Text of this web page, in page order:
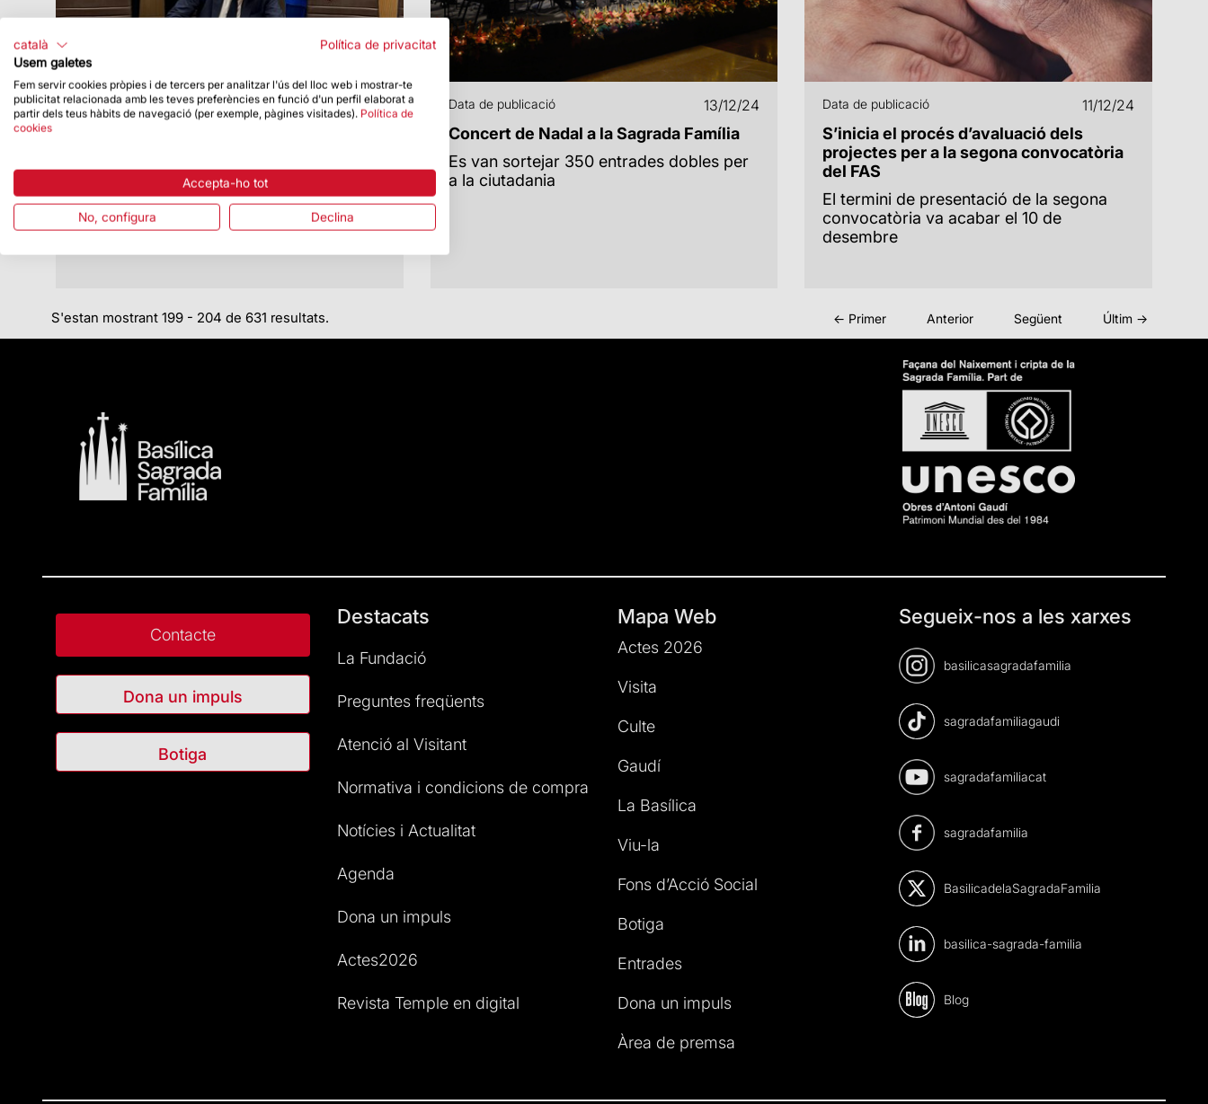
Data de publicació 16/12/24
Va ser el passat 9 de desembre
Data de publicació 13/12/24
Concert de Nadal a la Sagrada Família
Es van sortejar 350 entrades dobles per
a la ciutadania
Data de publicació 11/12/24
S’inicia el procés d’avaluació dels
projectes per a la segona convocatòria
del FAS
El termini de presentació de la segona
convocatòria va acabar el 10 de
desembre
S'estan mostrant 199 - 204 de 631 resultats. ← Primer Anterior Següent Últim →
Contacte
Dona un impuls
Botiga
Destacats
La Fundació
Preguntes freqüents
Atenció al Visitant
Normativa i condicions de compra
Notícies i Actualitat
Agenda
Dona un impuls
Actes2026
Revista Temple en digital
Mapa Web
Actes 2026
Visita
Culte
Gaudí
La Basílica
Viu-la
Fons d’Acció Social
Botiga
Entrades
Dona un impuls
Àrea de premsa
Segueix-nos a les xarxes
basilicasagradafamilia
sagradafamiliagaudi
sagradafamiliacat
sagradafamilia
BasilicadelaSagradaFamilia
basilica-sagrada-familia
Blog
català
Política de privacitat
Usem galetes
Fem servir cookies pròpies i de tercers per analitzar l'ús del lloc web i mostrar-te
publicitat relacionada amb les teves preferències en funció d'un perfil elaborat a
partir dels teus hàbits de navegació (per exemple, pàgines visitades). Política de
cookies
Accepta-ho tot
No, configura Declina